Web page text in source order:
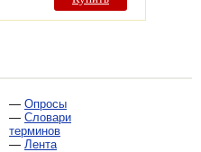
— Опросы
— Словари
терминов
— Лента